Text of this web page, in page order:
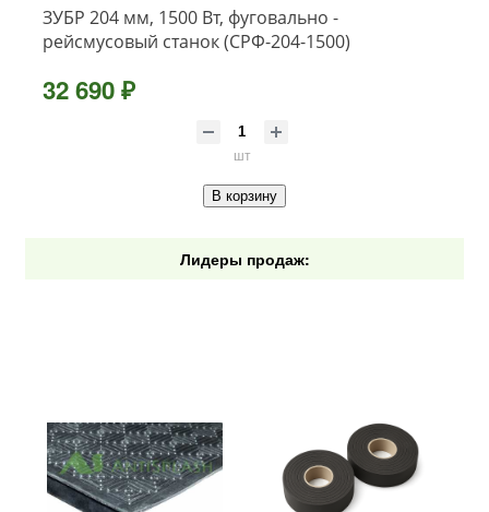
ЗУБР 204 мм, 1500 Вт, фуговально -
рейсмусовый станок (СРФ-204-1500)
32 690 ₽
шт
В корзину
Лидеры продаж: